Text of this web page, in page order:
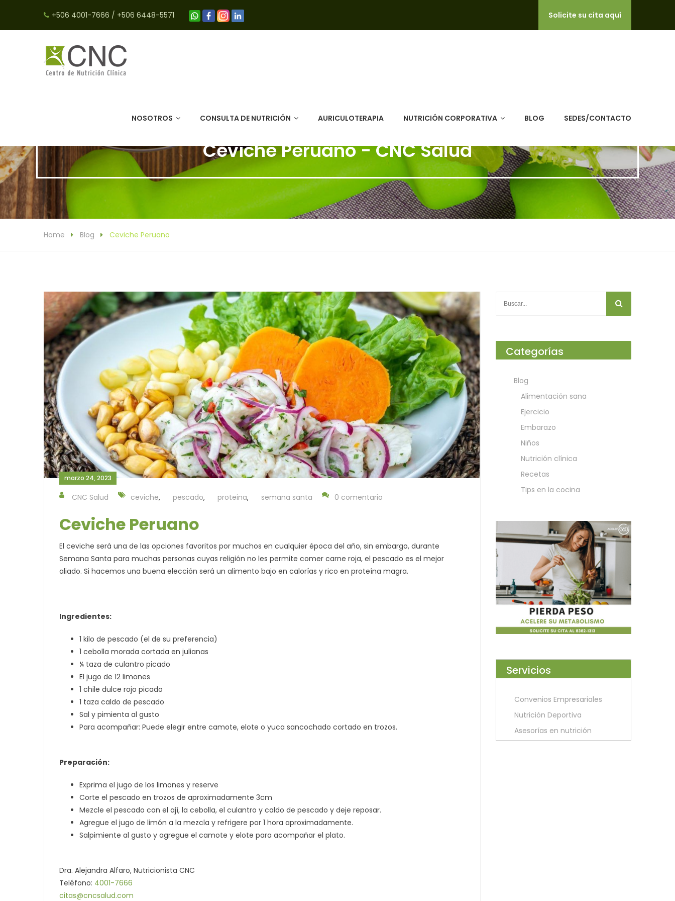
+506 4001-7666 / +506 6448-5571 Solicite su cita aquí
NOSOTROS CONSULTA DE NUTRICIÓN AURICULOTERAPIA NUTRICIÓN CORPORATIVA BLOG SEDES/CONTACTO
Ceviche Peruano - CNC Salud
Home Blog Ceviche Peruano
marzo 24, 2023
CNC Salud ceviche, pescado, proteina, semana santa 0 comentario
Ceviche Peruano
El ceviche será una de las opciones favoritos por muchos en cualquier época del año, sin embargo, durante
Semana Santa para muchas personas cuyas religión no les permite comer carne roja, el pescado es el mejor
aliado. Si hacemos una buena elección será un alimento bajo en calorías y rico en proteína magra.
Ingredientes:
1 kilo de pescado (el de su preferencia)
1 cebolla morada cortada en julianas
¼ taza de culantro picado
El jugo de 12 limones
1 chile dulce rojo picado
1 taza caldo de pescado
Sal y pimienta al gusto
Para acompañar: Puede elegir entre camote, elote o yuca sancochado cortado en trozos.
Preparación:
Exprima el jugo de los limones y reserve
Corte el pescado en trozos de aproximadamente 3cm
Mezcle el pescado con el ají, la cebolla, el culantro y caldo de pescado y deje reposar.
Agregue el jugo de limón a la mezcla y refrigere por 1 hora aproximadamente.
Salpimiente al gusto y agregue el camote y elote para acompañar el plato.
Dra. Alejandra Alfaro, Nutricionista CNC
Teléfono: 4001-7666
citas@cncsalud.com
Categorías
Blog
Alimentación sana
Ejercicio
Embarazo
Niños
Nutrición clínica
Recetas
Tips en la cocina
Servicios
Convenios Empresariales
Nutrición Deportiva
Asesorías en nutrición